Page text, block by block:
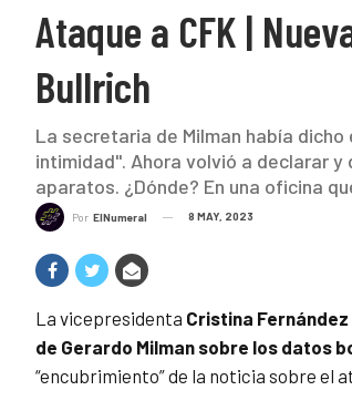
Ataque a CFK |
Bullrich
La secretaria de Milman había
intimidad". Ahora volvió a declarar
aparatos. ¿Dónde? En una oficina
Por ElNumeral 8 MAY, 2023
La vicepresidenta Cristina
de Gerardo Milman sobre los datos
“encubrimiento” de la noticia sobre el